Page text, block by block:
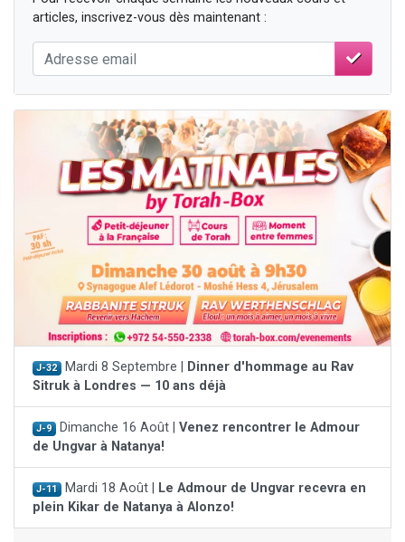
articles, inscrivez-vous dès maintenant :
J-32 Mardi 8 Septembre |
Dinner d'hommage au Rav
Sitruk à Londres — 10 ans déjà
J-9 Dimanche 16 Août | Venez rencontrer le Admour
de Ungvar à Natanya!
J-11 Mardi 18 Août |
Le Admour de Ungvar recevra en
plein Kikar de Natanya à Alonzo!